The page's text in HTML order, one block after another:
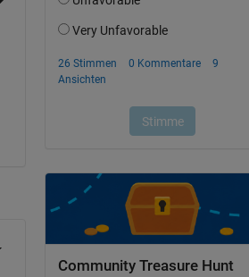
Community Treasure Hunt